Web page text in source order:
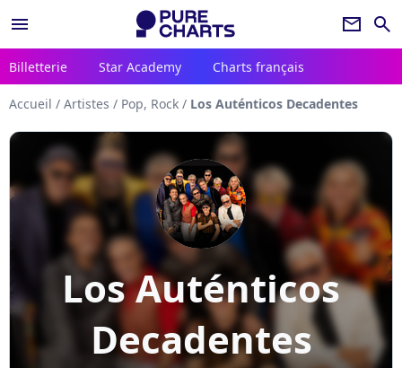
menu newsletter search
Billetterie Star Academy Charts français
Accueil / Artistes / Pop, Rock / Los Auténticos Decadentes
Los Auténticos
Decadentes